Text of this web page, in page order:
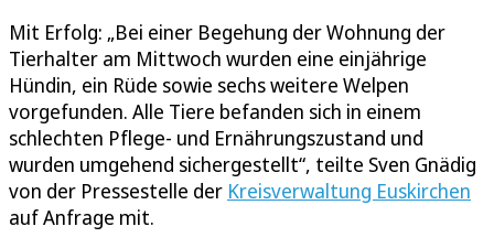
Mit Erfolg: „Bei einer Begehung der Wohnung der
Tierhalter am Mittwoch wurden eine einjährige
Hündin, ein Rüde sowie sechs weitere Welpen
vorgefunden. Alle Tiere befanden sich in einem
schlechten Pflege- und Ernährungszustand und
wurden umgehend sichergestellt“, teilte Sven Gnädig
von der Pressestelle der Kreisverwaltung Euskirchen
auf Anfrage mit.